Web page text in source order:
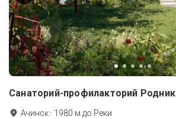
Санаторий-профилакторий Родник
Ачинск · 1980 м до Реки